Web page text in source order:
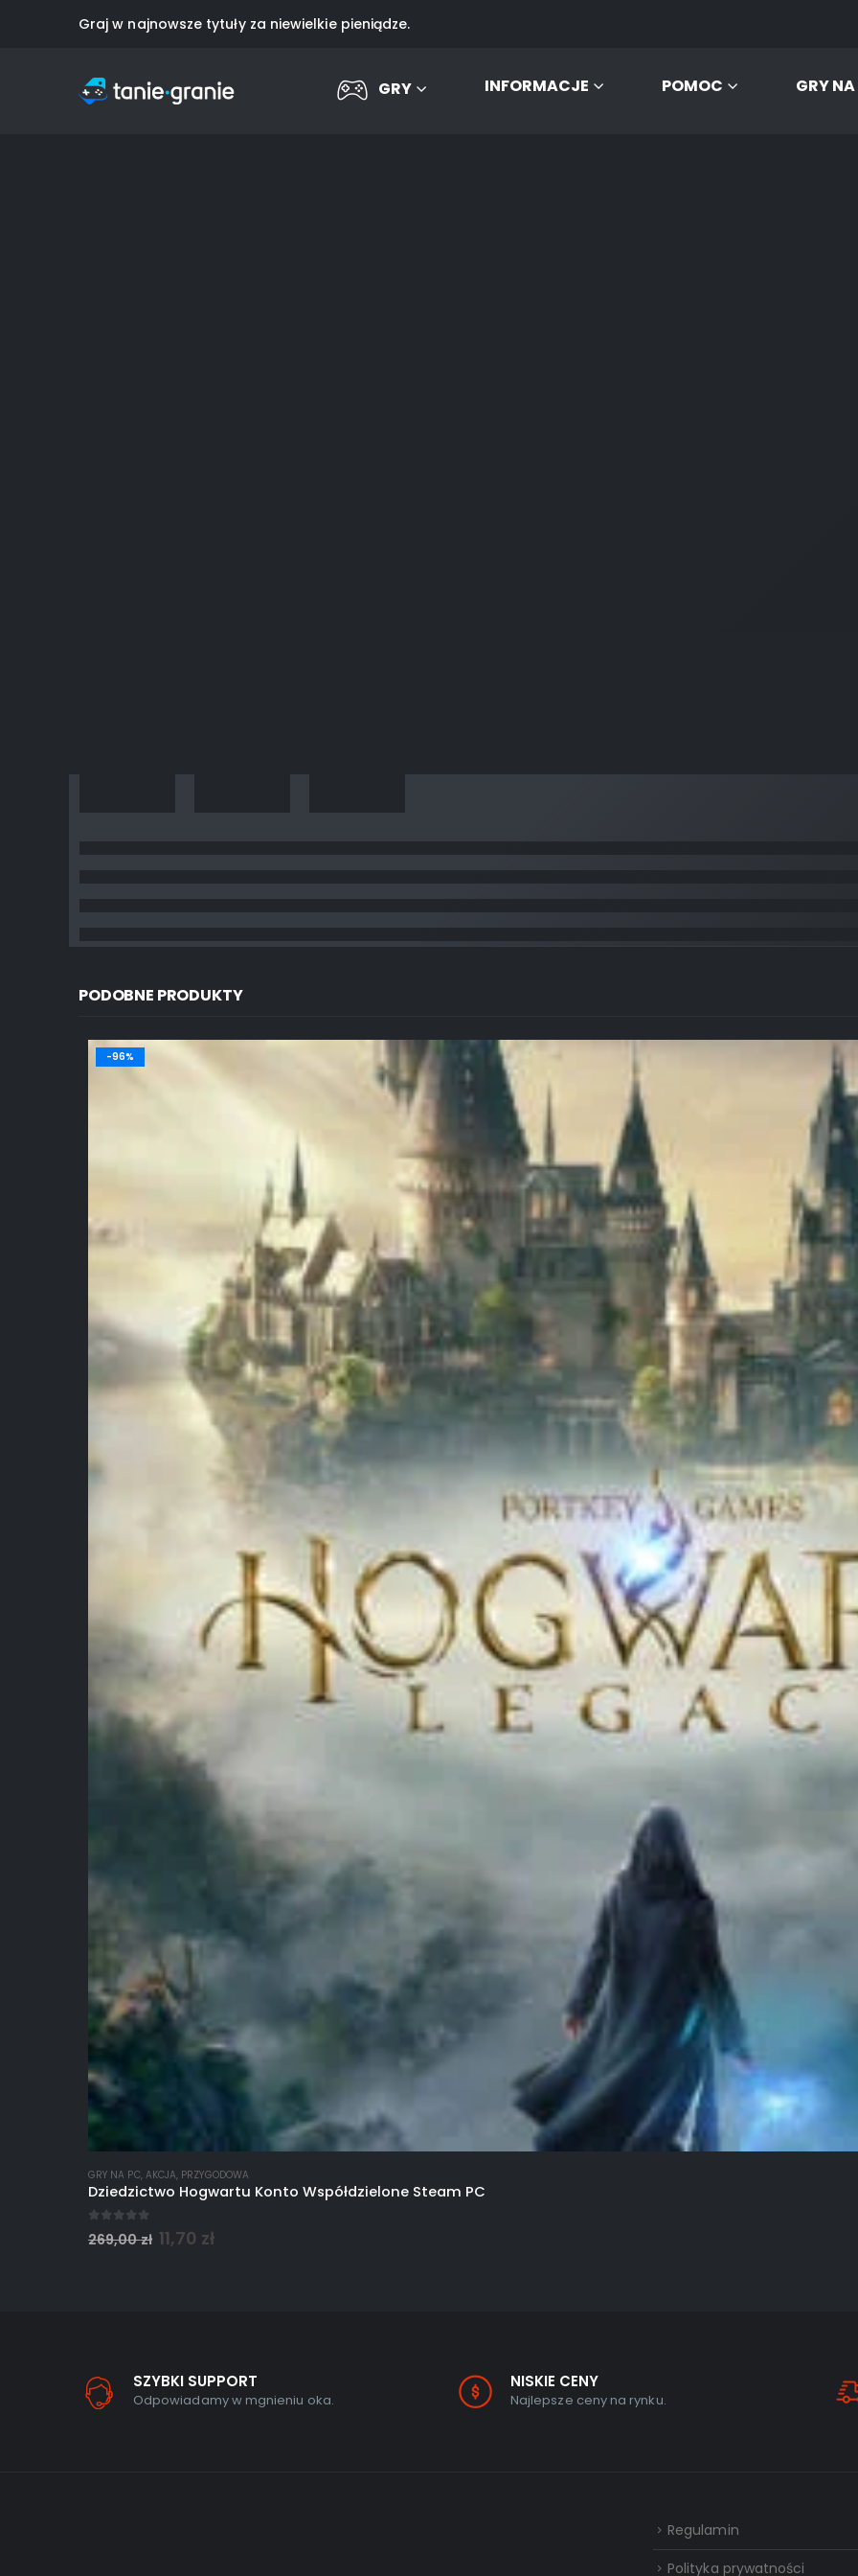
Graj w najnowsze tytuły za niewielkie pieniądze.
GRY INFORMACJE POMOC GRY
PODOBNE PRODUKTY
-96%
GRY NA PC, AKCJA, PRZYGODOWA
Dziedzictwo Hogwartu Konto Współdzielone Steam PC
out of 5
269,00zł 11,70 zł
SZYBKI SUPPORT
Odpowiadamy w mgnieniu oka.
NISKIE CENY
Najlepsze ceny na rynku.
Regulamin
Polityka prywatności